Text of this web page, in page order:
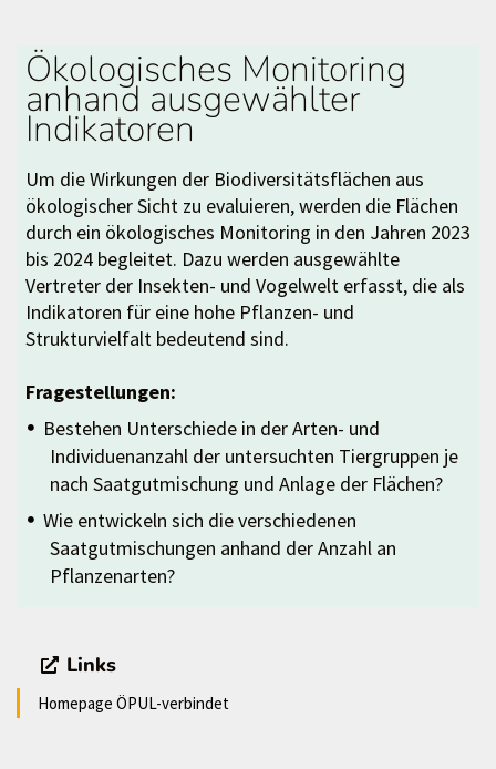
Ökologisches Monitoring
anhand ausgewählter
Indikatoren
Um die Wirkungen der Biodiversitätsflächen aus
ökologischer Sicht zu evaluieren, werden die Flächen
durch ein ökologisches Monitoring in den Jahren 2023
bis 2024 begleitet. Dazu werden ausgewählte
Vertreter der Insekten- und Vogelwelt erfasst, die als
Indikatoren für eine hohe Pflanzen- und
Strukturvielfalt bedeutend sind.
Fragestellungen:
Bestehen Unterschiede in der Arten- und
Individuenanzahl der untersuchten Tiergruppen je
nach Saatgutmischung und Anlage der Flächen?
Wie entwickeln sich die verschiedenen
Saatgutmischungen anhand der Anzahl an
Pflanzenarten?
Links
Homepage ÖPUL-verbindet